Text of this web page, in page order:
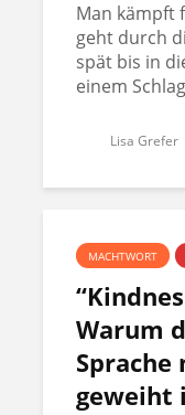
Man kämpft
geht durch
spät bis in
einem
Lisa Grefer
MACHTWORT
Warum
geweiht